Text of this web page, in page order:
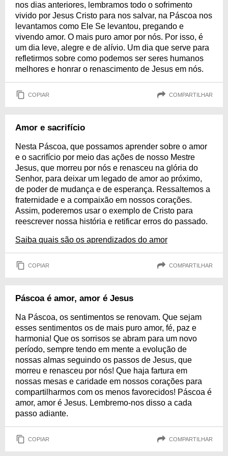
nos dias anteriores, lembramos todo o sofrimento
vivido por Jesus Cristo para nos salvar, na Páscoa nos
levantamos como Ele Se levantou, pregando e
vivendo amor. O mais puro amor por nós. Por isso, é
um dia leve, alegre e de alívio. Um dia que serve para
refletirmos sobre como podemos ser seres humanos
melhores e honrar o renascimento de Jesus em nós.
COPIAR COMPARTILHAR
Amor e sacrifício
Nesta Páscoa, que possamos aprender sobre o amor
e o sacrifício por meio das ações de nosso Mestre
Jesus, que morreu por nós e renasceu na glória do
Senhor, para deixar um legado de amor ao próximo,
de poder de mudança e de esperança. Ressaltemos a
fraternidade e a compaixão em nossos corações.
Assim, poderemos usar o exemplo de Cristo para
reescrever nossa história e retificar erros do passado.
Saiba quais são os aprendizados do amor
COPIAR COMPARTILHAR
Páscoa é amor, amor é Jesus
Na Páscoa, os sentimentos se renovam. Que sejam
esses sentimentos os de mais puro amor, fé, paz e
harmonia! Que os sorrisos se abram para um novo
período, sempre tendo em mente a evolução de
nossas almas seguindo os passos de Jesus, que
morreu e renasceu por nós! Que haja fartura em
nossas mesas e caridade em nossos corações para
compartilharmos com os menos favorecidos! Páscoa é
amor, amor é Jesus. Lembremo-nos disso a cada
passo adiante.
COPIAR COMPARTILHAR